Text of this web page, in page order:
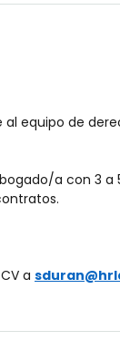
a con 3
a